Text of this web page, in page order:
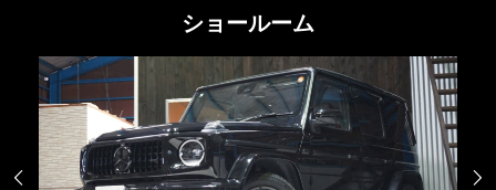
ショールーム
 